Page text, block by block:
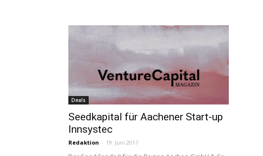
Deals
Seedkapital für Aachener Start-up
Innsystec
Redaktion - 19. Juni 2017